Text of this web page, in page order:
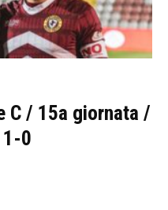
C / 15a giornata /
0